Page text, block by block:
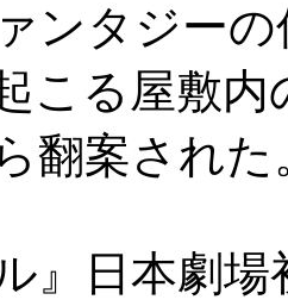
ンタジー
こる屋敷
翻案された
』日本劇場